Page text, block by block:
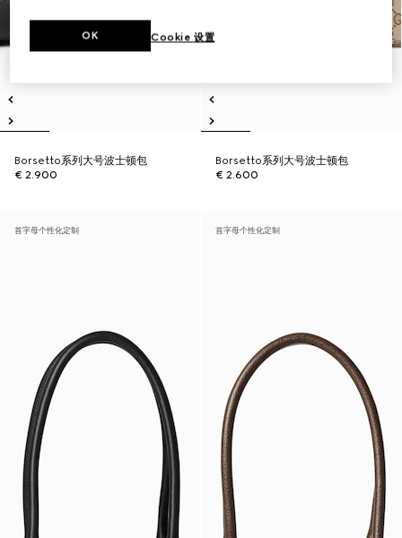
Borsetto系列大号波士顿包
€ 2.900
Borsetto系列大号波士顿包
€ 2.600
首字母个性化定制 首字母个性化定制
Cookie 设置
OK